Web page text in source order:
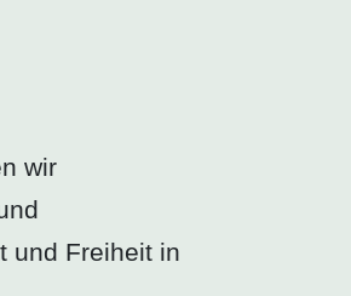
wir
und Freiheit in